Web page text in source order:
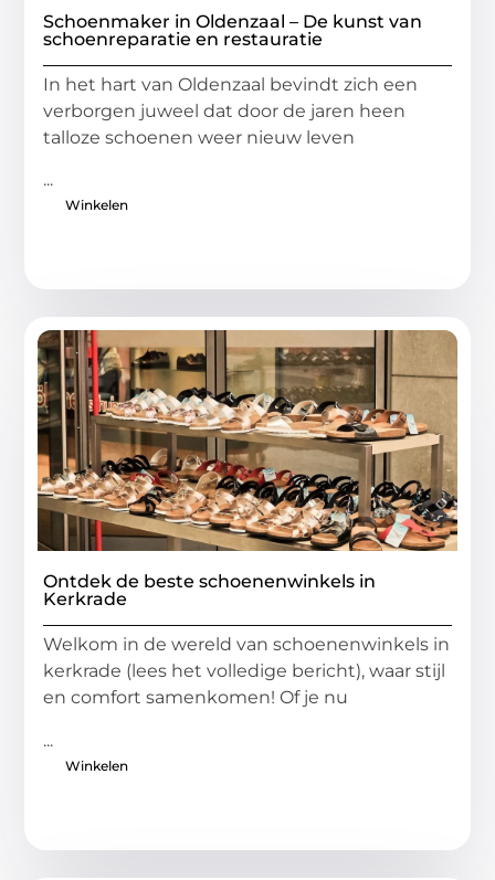
Schoenmaker in Oldenzaal – De kunst van
schoenreparatie en restauratie
In het hart van Oldenzaal bevindt zich een
verborgen juweel dat door de jaren heen
talloze schoenen weer nieuw leven
...
Winkelen
Ontdek de beste schoenenwinkels in
Kerkrade
Welkom in de wereld van schoenenwinkels in
kerkrade (lees het volledige bericht), waar stijl
en comfort samenkomen! Of je nu
...
Winkelen